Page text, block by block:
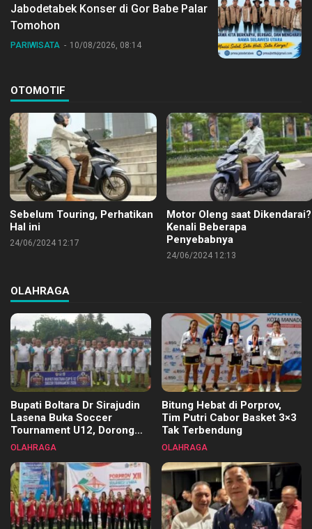
Jabodetabek Konser di Gor Babe Palar
Tomohon
PARIWISATA 10/08/2026, 08:14
OTOMOTIF
Sebelum Touring, Perhatikan
Hal ini
24/06/2024 12:17
Motor Oleng saat Dikendarai?
Kenali Beberapa
Penyebabnya
24/06/2024 12:13
OLAHRAGA
Bupati Boltara Dr Sirajudin
Lasena Buka Soccer
Tournament U12, Dorong
Pembinaan Merata di Setiap
OLAHRAGA
Bitung Hebat di Porprov,
Tim Putri Cabor Basket 3×3
Tak Terbendung
OLAHRAGA